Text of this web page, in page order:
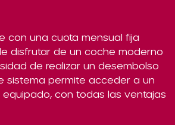
con una cuota mensual fija
disfrutar de un coche moderno
de realizar un desembolso
sistema permite acceder a un
con todas las ventajas